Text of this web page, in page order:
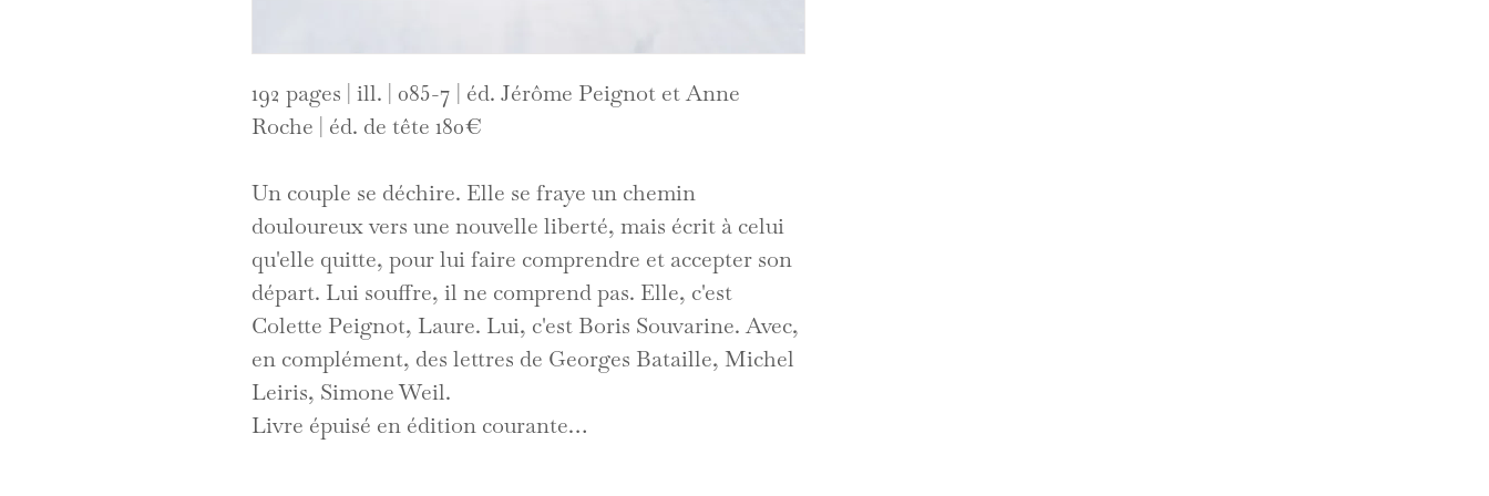
192 pages | ill. | 085-7 | éd. Jérôme Peignot et Anne
Roche | éd. de tête 180€
Un couple se déchire. Elle se fraye un chemin
douloureux vers une nouvelle liberté, mais écrit à celui
qu'elle quitte, pour lui faire comprendre et accepter son
départ. Lui souffre, il ne comprend pas. Elle, c'est
Colette Peignot, Laure. Lui, c'est Boris Souvarine. Avec,
en complément, des lettres de Georges Bataille, Michel
Leiris, Simone Weil.
Livre épuisé en édition courante…